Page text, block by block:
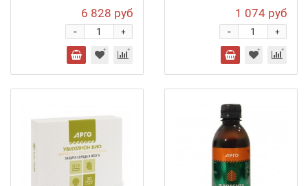
6 828 руб
+
-
1 074 руб
+
-